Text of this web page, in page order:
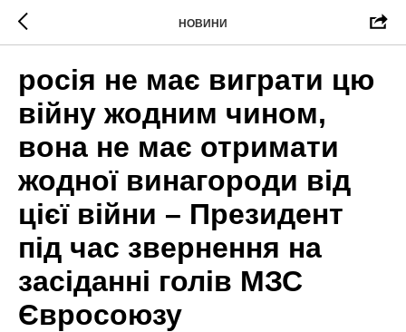
НОВИНИ
росія не має виграти цю
війну жодним чином,
вона не має отримати
жодної винагороди від
цієї війни – Президент
під час звернення на
засіданні голів МЗС
Євросоюзу